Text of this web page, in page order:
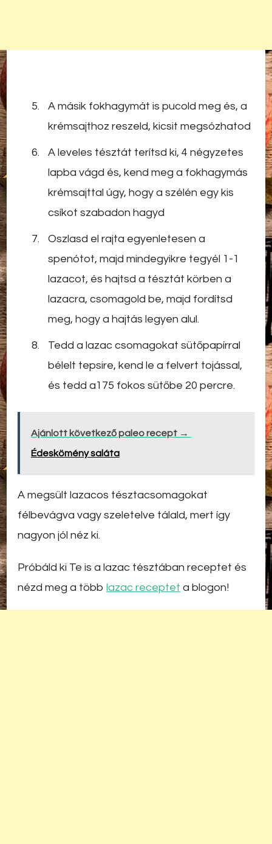
A másik fokhagymát is pucold meg és, a
krémsajthoz reszeld, kicsit megsózhatod
A leveles tésztát terítsd ki, 4 négyzetes
lapba vágd és, kend meg a fokhagymás
krémsajttal úgy, hogy a szélén egy kis
csíkot szabadon hagyd
Oszlasd el rajta egyenletesen a
spenótot, majd mindegyikre tegyél 1-1
lazacot, és hajtsd a tésztát körben a
lazacra, csomagold be, majd fordítsd
meg, hogy a hajtás legyen alul.
Tedd a lazac csomagokat sütőpapírral
bélelt tepsire, kend le a felvert tojással,
és tedd a175 fokos sütőbe 20 percre.
Ajánlott következő paleo recept →
Édeskömény saláta
A megsült lazacos tésztacsomagokat
félbevágva vagy szeletelve tálald, mert így
nagyon jól néz ki.
Próbáld ki Te is a lazac tésztában receptet és
nézd meg a több lazac receptet a blogon!